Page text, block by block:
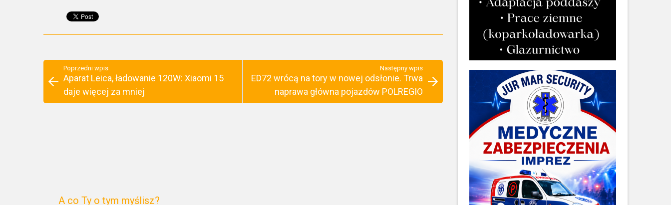
Poprzedni wpis
Aparat Leica, ładowanie 120W: Xiaomi 15
daje więcej za mniej
Następny wpis
ED72 wrócą na tory w nowej odsłonie. Trwa
naprawa główna pojazdów POLREGIO
A co Ty o tym myślisz?